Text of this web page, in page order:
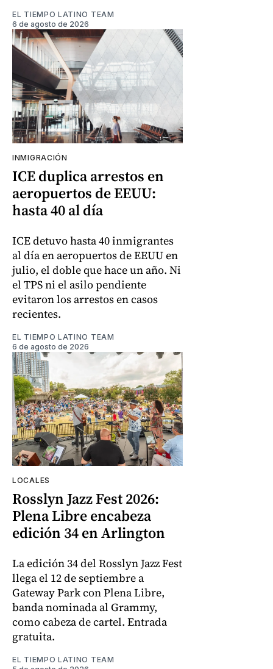
EL TIEMPO LATINO TEAM
6 de agosto de 2026
INMIGRACIÓN
ICE duplica arrestos en
aeropuertos de EEUU:
hasta 40 al día
ICE detuvo hasta 40 inmigrantes
al día en aeropuertos de EEUU en
julio, el doble que hace un año. Ni
el TPS ni el asilo pendiente
evitaron los arrestos en casos
recientes.
EL TIEMPO LATINO TEAM
6 de agosto de 2026
LOCALES
Rosslyn Jazz Fest 2026:
Plena Libre encabeza
edición 34 en Arlington
La edición 34 del Rosslyn Jazz Fest
llega el 12 de septiembre a
Gateway Park con Plena Libre,
banda nominada al Grammy,
como cabeza de cartel. Entrada
gratuita.
EL TIEMPO LATINO TEAM